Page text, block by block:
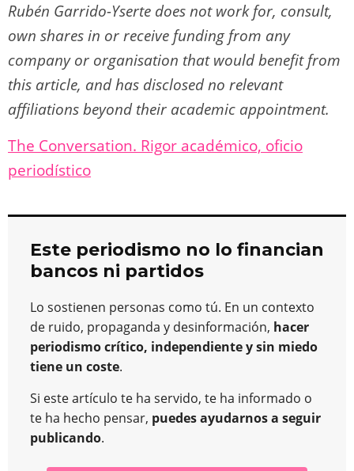
Rubén Garrido-Yserte does not work for, consult,
own shares in or receive funding from any
company or organisation that would benefit from
this article, and has disclosed no relevant
affiliations beyond their academic appointment.
The Conversation. Rigor académico, oficio
periodístico
Este periodismo no lo financian
bancos ni partidos
Lo sostienen personas como tú. En un contexto
de ruido, propaganda y desinformación, hacer
periodismo crítico, independiente y sin miedo
tiene un coste.
Si este artículo te ha servido, te ha informado o
te ha hecho pensar, puedes ayudarnos a seguir
publicando.